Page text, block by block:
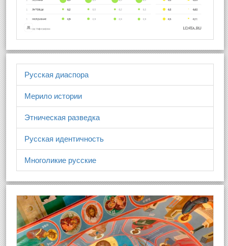
Русская диаспора
Мерило истории
Этническая разведка
Русская идентичность
Многоликие русские